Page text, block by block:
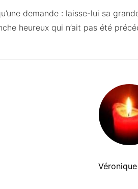
demande : laisse-lui sa
heureux qui n’ait pas été